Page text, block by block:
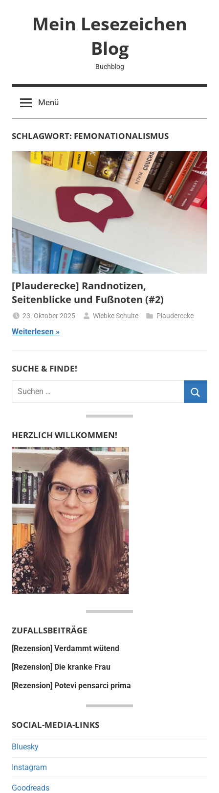
Mein Lesezeichen
Blog
Buchblog
Menü
SCHLAGWORT: FEMONATIONALISMUS
[Plauderecke] Randnotizen,
Seitenblicke und Fußnoten (#2)
23. Oktober 2025 Wiebke Schulte Plauderecke
Weiterlesen
SUCHE & FINDE!
Suchen
HERZLICH WILLKOMMEN!
ZUFALLSBEITRÄGE
[Rezension] Verdammt wütend
[Rezension] Die kranke Frau
[Rezension] Potevi pensarci prima
SOCIAL-MEDIA-LINKS
Bluesky
Instagram
Goodreads